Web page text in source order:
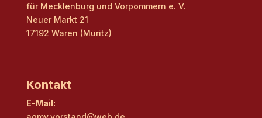
für Mecklenburg und Vorpommern e. V.
Neuer Markt 21
17192 Waren (Müritz)
Kontakt
E-Mail: